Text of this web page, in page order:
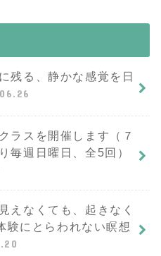
残る、静かな感覚を日
ラスを開催します（７
毎週日曜日、全5回）
えなくても、起きなく
験にとらわれない瞑想